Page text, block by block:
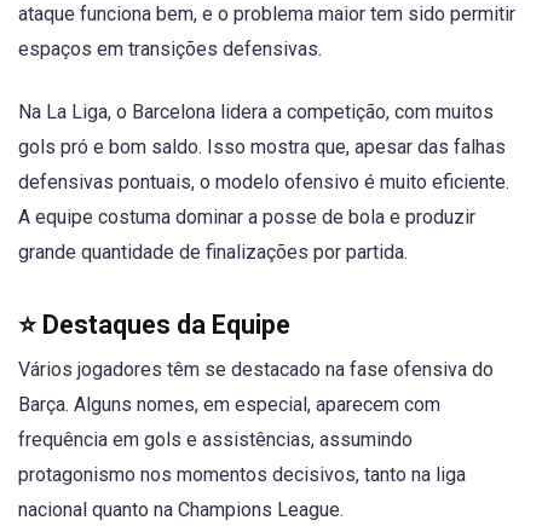
ataque funciona bem, e o problema maior tem sido permitir
espaços em transições defensivas.
Na La Liga, o Barcelona lidera a competição, com muitos
gols pró e bom saldo. Isso mostra que, apesar das falhas
defensivas pontuais, o modelo ofensivo é muito eficiente.
A equipe costuma dominar a posse de bola e produzir
grande quantidade de finalizações por partida.
⭐ Destaques da Equipe
Vários jogadores têm se destacado na fase ofensiva do
Barça. Alguns nomes, em especial, aparecem com
frequência em gols e assistências, assumindo
protagonismo nos momentos decisivos, tanto na liga
nacional quanto na Champions League.